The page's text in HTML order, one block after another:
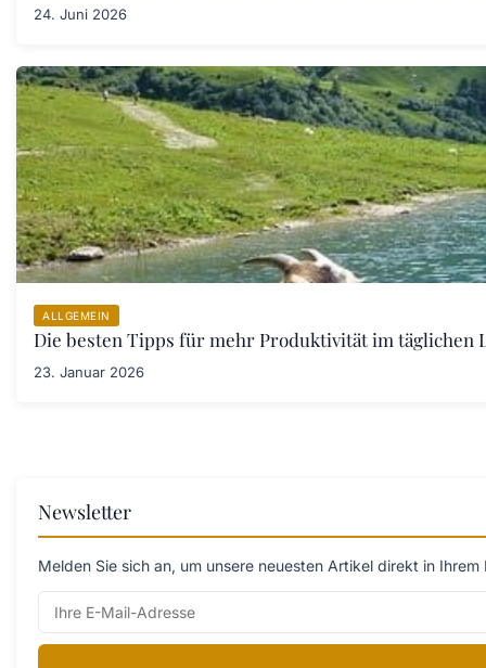
24. Juni 2026
ALLGEMEIN
Die besten Tipps für mehr Produktivität im täglichen
23. Januar 2026
Newsletter
Melden Sie sich an, um unsere neuesten Artikel direkt in